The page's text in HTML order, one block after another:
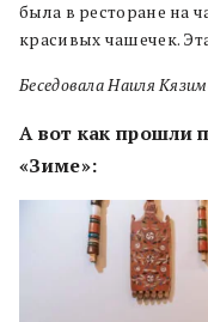
была в ресторане на
красивых чашечек.
Беседовала Наиля
А вот как прошли
«Зиме»: